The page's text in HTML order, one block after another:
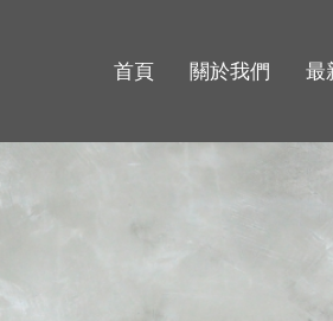
首頁 關於我們 最